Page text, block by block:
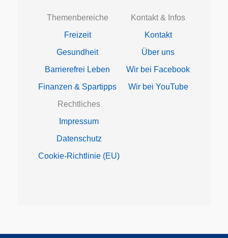
Themenbereiche
Freizeit
Gesundheit
Barrierefrei Leben
Finanzen & Spartipps
Kontakt & Infos
Kontakt
Über uns
Wir bei Facebook
Wir bei YouTube
Rechtliches
Impressum
Datenschutz
Cookie-Richtlinie (EU)